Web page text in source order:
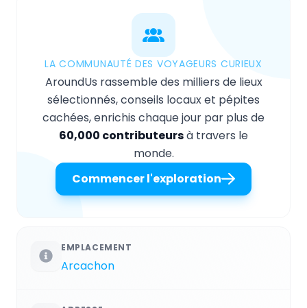
LA COMMUNAUTÉ DES VOYAGEURS CURIEUX
AroundUs rassemble des milliers de lieux
sélectionnés, conseils locaux et pépites
cachées, enrichis chaque jour par plus de
60,000 contributeursà travers le
monde.
Commencer l'exploration
EMPLACEMENT
Arcachon